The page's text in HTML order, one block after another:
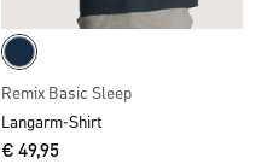
Remix Basic Sleep
Langarm-Shirt
€ 49,95